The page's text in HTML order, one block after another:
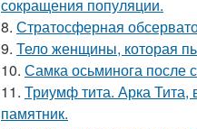
сокращения популяции.
8. Стратосферная
9. Тело женщины, которая
10. Самка осьминога после
11. Триумф тита. Арка Тита,
памятник.